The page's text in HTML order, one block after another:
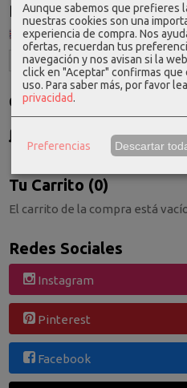
Idioma
Costes de Envío
Consultar Destinos
Tu Carrito (0)
El carrito de la compra está
Redes Sociales
Instagram
Pinterest
Facebook
Aunque sabemos que prefieres
nuestras cookies son una
experiencia de compra. Nos
ofertas, recuerdan tus
navegación y nos avisan si la
click en "Aceptar" confirmas que
uso. Para saber más, por favor
privacidad.
Preferencias Descartar